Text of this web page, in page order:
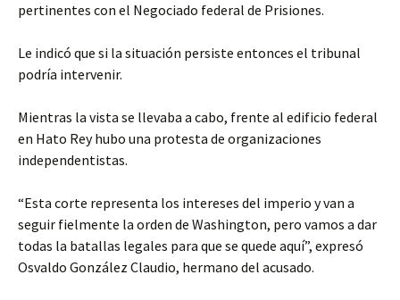
pertinentes con el Negociado federal de Prisiones.
Le indicó que si la situación persiste entonces el tribunal
podría intervenir.
Mientras la vista se llevaba a cabo, frente al edificio federal
en Hato Rey hubo una protesta de organizaciones
independentistas.
“Esta corte representa los intereses del imperio y van a
seguir fielmente la orden de Washington, pero vamos a dar
todas la batallas legales para que se quede aquí”, expresó
Osvaldo González Claudio, hermano del acusado.